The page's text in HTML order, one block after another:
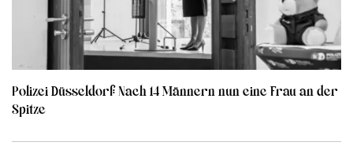
Polizei Düsseldorf: Nach 14 Männern nun eine Frau an der
Spitze